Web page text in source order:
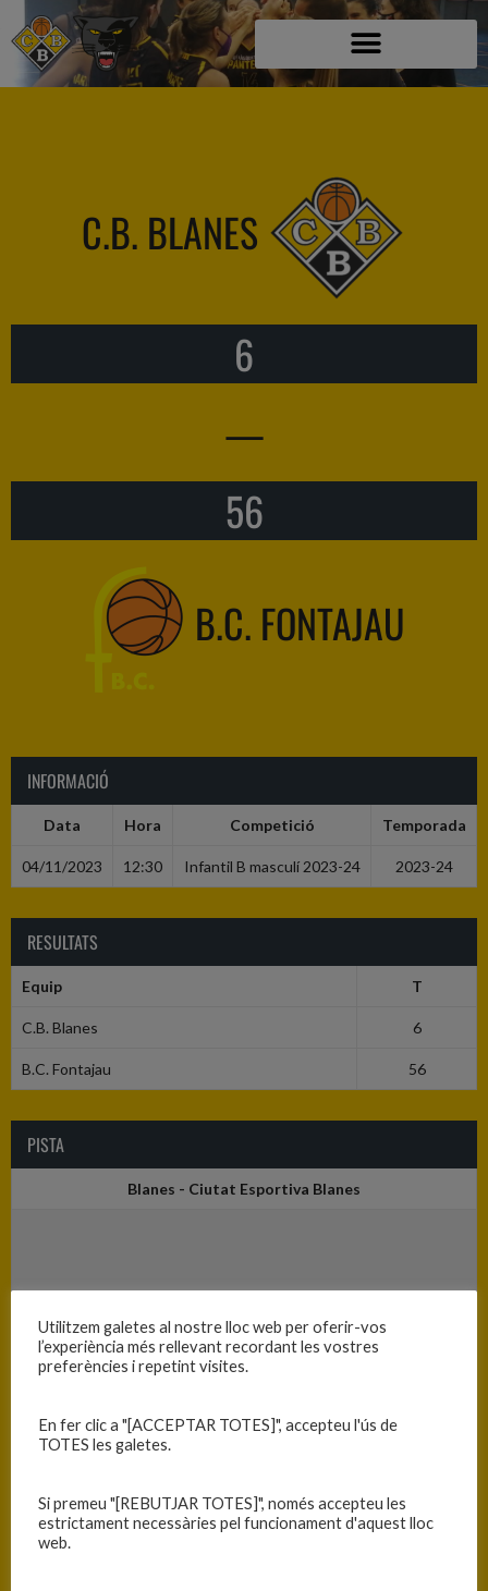
C.B. BLANES
6
—
56
B.C. FONTAJAU
INFORMACIÓ
Data Hora Competició Temporada
04/11/2023 12:30 Infantil B masculí 2023-24 2023-24
RESULTATS
Equip T
C.B. Blanes 6
B.C. Fontajau 56
PISTA
Blanes - Ciutat Esportiva Blanes
Utilitzem galetes al nostre lloc web per oferir-vos
l’experiència més rellevant recordant les vostres
preferències i repetint visites.
En fer clic a "[ACCEPTAR TOTES]", accepteu l'ús de
TOTES les galetes.
Si premeu "[REBUTJAR TOTES]", només accepteu les
estrictament necessàries pel funcionament d'aquest lloc
web.